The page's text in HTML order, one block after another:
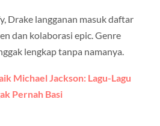
Drake langganan masuk daftar
dan kolaborasi epic. Genre
lengkap tanpa namanya.
Michael Jackson: Lagu-Lagu
Pernah Basi